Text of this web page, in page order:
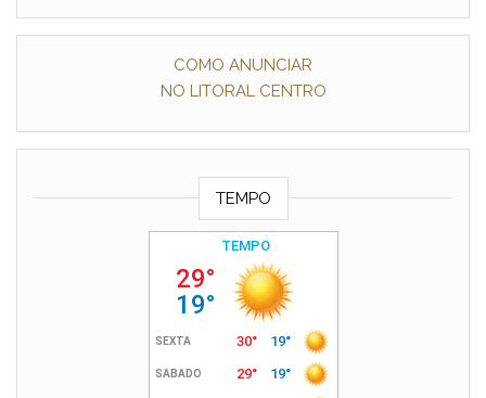
COMO ANUNCIAR
NO LITORAL CENTRO
TEMPO